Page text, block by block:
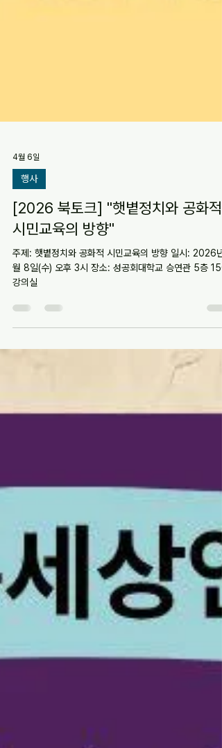
4월 6일
행사
[2026 북토크] "햇볕정치와 공화적
시민교육의 방향"
주제: 햇볕정치와 공화적 시민교육의 방향 일시: 2026
강의실